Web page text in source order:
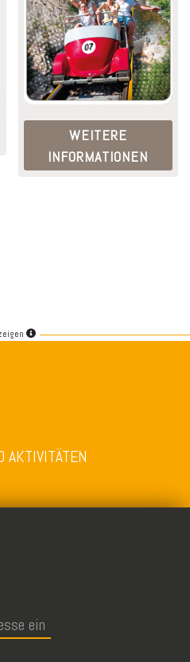
WEITERE
INFORMATIONEN
AKTIVITÄTEN